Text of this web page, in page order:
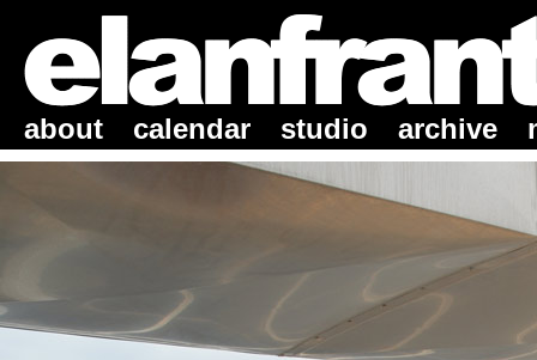
about calendar studio archive